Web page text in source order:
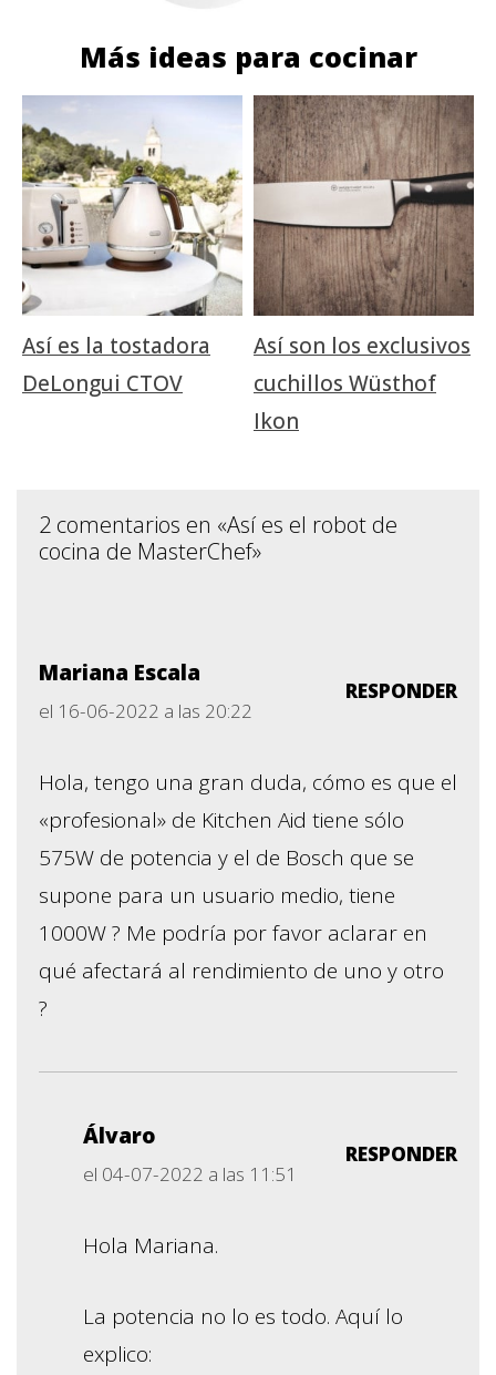
Más ideas para cocinar
Así es la tostadora
DeLongui CTOV
Así son los exclusivos
cuchillos Wüsthof
Ikon
2 comentarios en «Así es el robot de
cocina de MasterChef»
Mariana Escala
el 16-06-2022 a las 20:22
RESPONDER
Hola, tengo una gran duda, cómo es que el
«profesional» de Kitchen Aid tiene sólo
575W de potencia y el de Bosch que se
supone para un usuario medio, tiene
1000W ? Me podría por favor aclarar en
qué afectará al rendimiento de uno y otro
?
Álvaro
el 04-07-2022 a las 11:51
RESPONDER
Hola Mariana.
La potencia no lo es todo. Aquí lo
explico: